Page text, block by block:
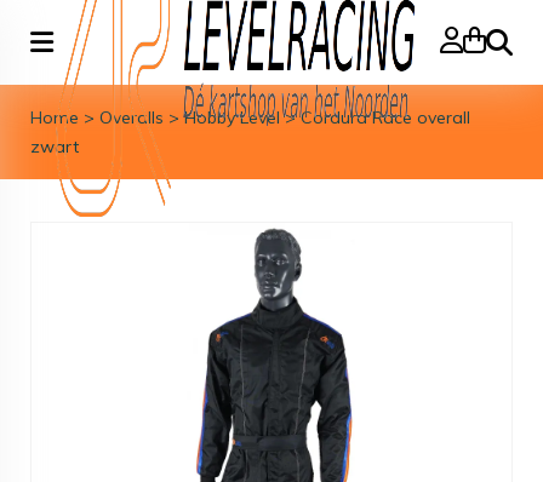
Zoeken
Home > Overalls >Hobby Level>Cordura Race overall
zwart